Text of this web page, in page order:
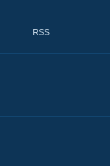
RSS